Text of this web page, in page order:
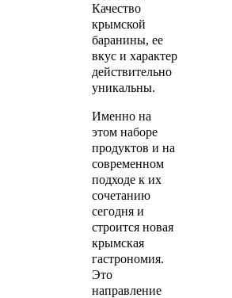
Качество
крымской
баранины, ее
вкус и характер
действительно
уникальны.
Именно на
этом наборе
продуктов и на
современном
подходе к их
сочетанию
сегодня и
строится новая
крымская
гастрономия.
Это
направление